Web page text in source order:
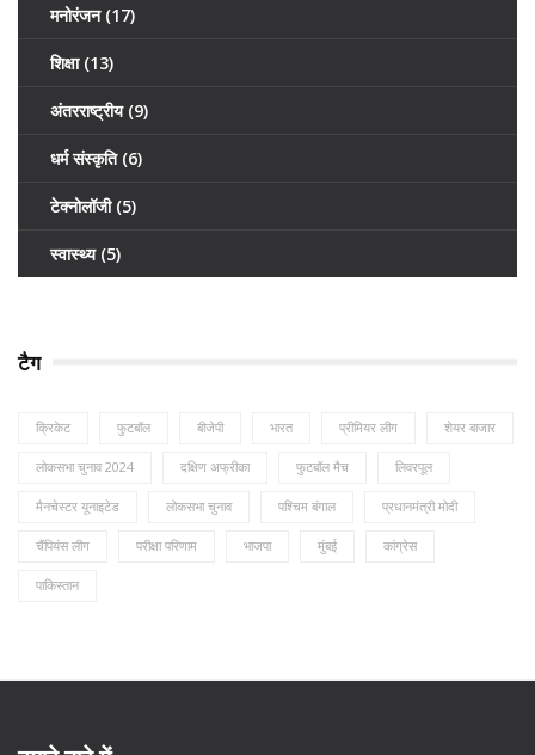
मनोरंजन (17)
शिक्षा (13)
अंतरराष्ट्रीय (9)
धर्म संस्कृति (6)
टेक्नोलॉजी (5)
स्वास्थ्य (5)
टैग
क्रिकेट फुटबॉल बीजेपी भारत प्रीमियर लीग शेयर बाजार
लोकसभा चुनाव 2024 दक्षिण अफ्रीका फुटबॉल मैच लिवरपूल
मैनचेस्टर यूनाइटेड लोकसभा चुनाव पश्चिम बंगाल प्रधानमंत्री मोदी
चैंपियंस लीग परीक्षा परिणाम भाजपा मुंबई कांग्रेस
पाकिस्तान